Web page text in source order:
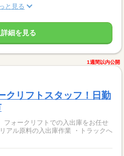
と見る
細を見る
1週間以内公開
クリフトスタッフ！日勤
フォークリフトでの入出庫をお任せ